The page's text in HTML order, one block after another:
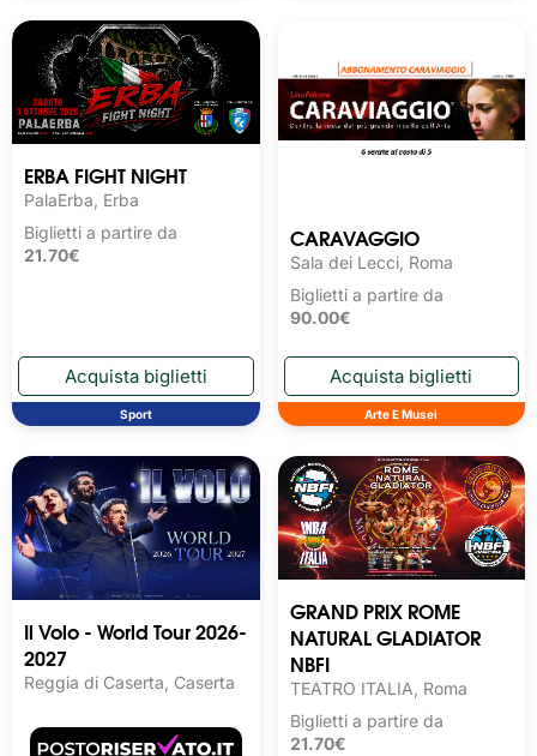
ERBA FIGHT NIGHT
PalaErba, Erba
Biglietti a partire da
21.70€
Sport
CARAVAGGIO
Sala dei Lecci, Roma
Biglietti a partire da
90.00€
Arte E Musei
Il Volo - World Tour 2026-
2027
Reggia di Caserta, Caserta
GRAND PRIX ROME
NATURAL GLADIATOR
NBFI
TEATRO ITALIA, Roma
Biglietti a partire da
21.70€